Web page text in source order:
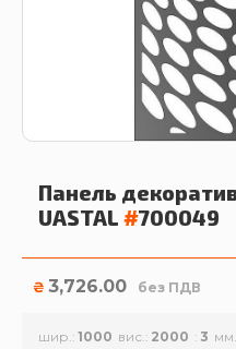
Панель
UASTAL #700049
₴ 3,726.00 без ПДВ
шир. 1000 вис. 2000 3